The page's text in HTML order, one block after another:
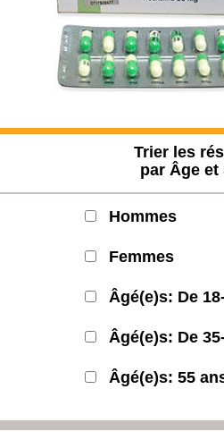
Trier les
par Âge et
Hommes
Femmes
Âgé(e)s: De
Âgé(e)s: De
Âgé(e)s: 55